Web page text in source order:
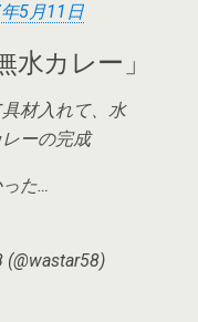
5月11日
カレー」
材入れて、水
ーの完成
た…